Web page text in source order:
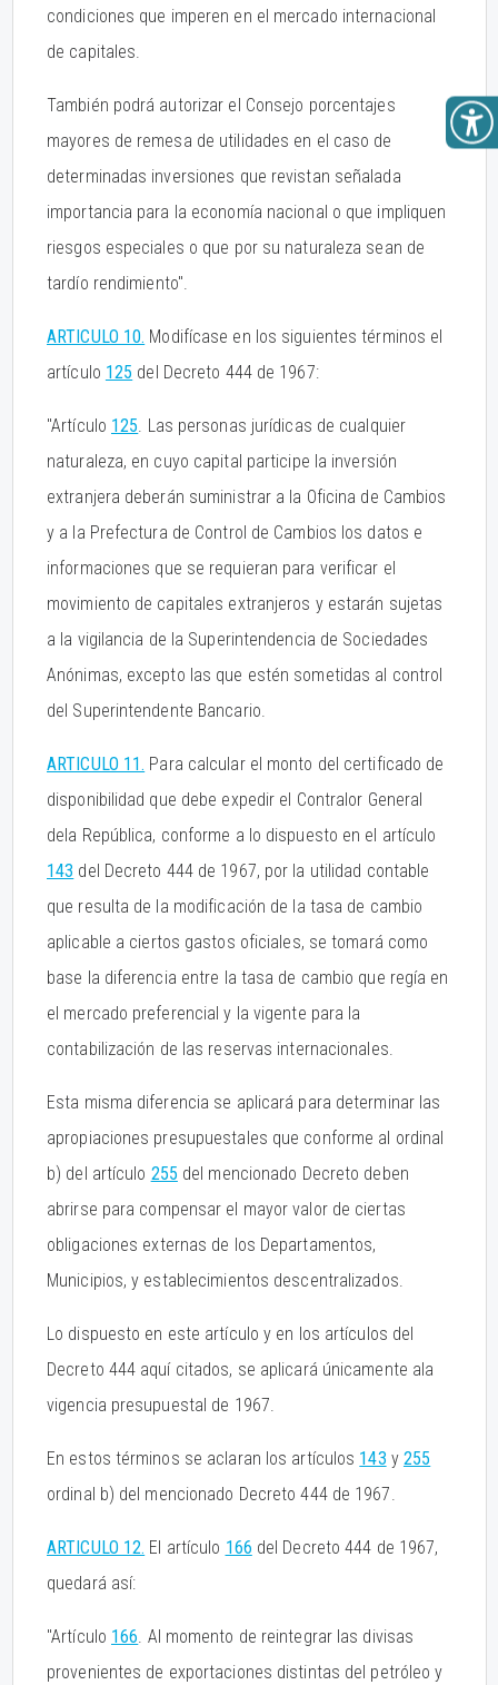
condiciones que imperen en el mercado internacional
de capitales.
También podrá autorizar el Consejo porcentajes
mayores de remesa de utilidades en el caso de
determinadas inversiones que revistan señalada
importancia para la economía nacional o que impliquen
riesgos especiales o que por su naturaleza sean de
tardío rendimiento".
ARTICULO 10. Modifícase en los siguientes términos el
artículo 125 del Decreto 444 de 1967:
"Artículo 125. Las personas jurídicas de cualquier
naturaleza, en cuyo capital participe la inversión
extranjera deberán suministrar a la Oficina de Cambios
y a la Prefectura de Control de Cambios los datos e
informaciones que se requieran para verificar el
movimiento de capitales extranjeros y estarán sujetas
a la vigilancia de la Superintendencia de Sociedades
Anónimas, excepto las que estén sometidas al control
del Superintendente Bancario.
ARTICULO 11. Para calcular el monto del certificado de
disponibilidad que debe expedir el Contralor General
dela República, conforme a lo dispuesto en el artículo
143 del Decreto 444 de 1967, por la utilidad contable
que resulta de la modificación de la tasa de cambio
aplicable a ciertos gastos oficiales, se tomará como
base la diferencia entre la tasa de cambio que regía en
el mercado preferencial y la vigente para la
contabilización de las reservas internacionales.
Esta misma diferencia se aplicará para determinar las
apropiaciones presupuestales que conforme al ordinal
b) del artículo 255 del mencionado Decreto deben
abrirse para compensar el mayor valor de ciertas
obligaciones externas de los Departamentos,
Municipios, y establecimientos descentralizados.
Lo dispuesto en este artículo y en los artículos del
Decreto 444 aquí citados, se aplicará únicamente ala
vigencia presupuestal de 1967.
En estos términos se aclaran los artículos 143 y 255
ordinal b) del mencionado Decreto 444 de 1967.
ARTICULO 12. El artículo 166 del Decreto 444 de 1967,
quedará así:
"Artículo 166. Al momento de reintegrar las divisas
provenientes de exportaciones distintas del petróleo y